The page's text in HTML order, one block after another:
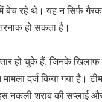
रहे थे। यह न सिर्फ
हो सकता है।
हो चुके हैं, जिनके खिलाफ
दर्ज किया गया है।
नकली शराब की सप्लाई